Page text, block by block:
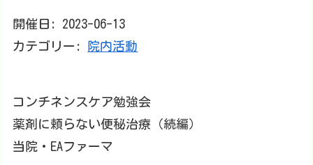
開催日: 2023-06-13
カテゴリー: 院内活動
コンチネンスケア勉強会
薬剤に頼らない便秘治療（続編）
当院・EAファーマ